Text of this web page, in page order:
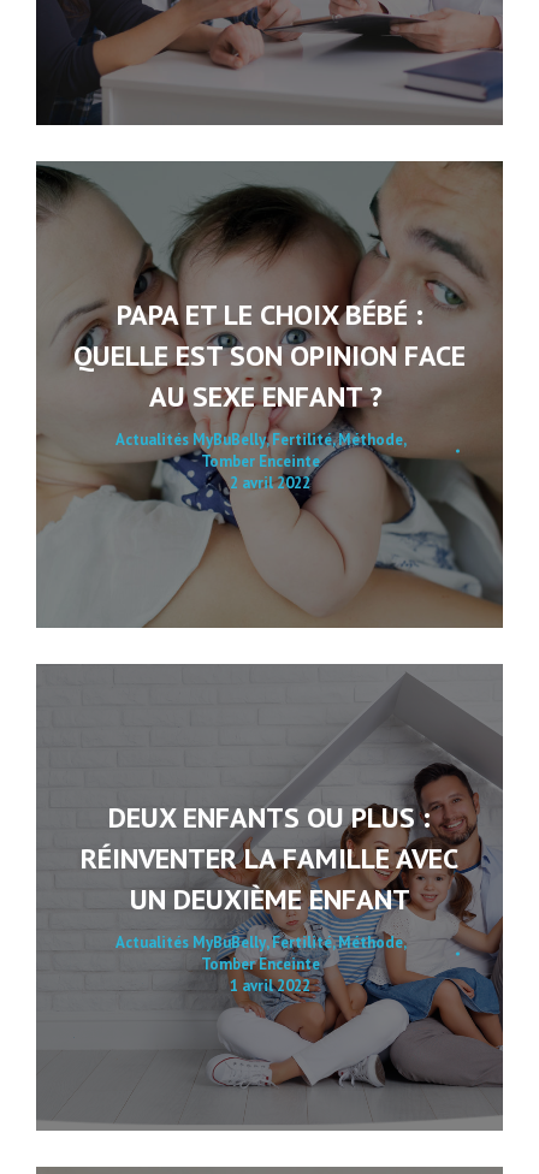
PAPA ET LE CHOIX BÉBÉ :
QUELLE EST SON OPINION FACE
AU SEXE ENFANT ?
Actualités MyBuBelly,Fertilité,Méthode,
Tomber Enceinte
2 avril 2022
DEUX ENFANTS OU PLUS :
RÉINVENTER LA FAMILLE AVEC
UN DEUXIÈME ENFANT
Actualités MyBuBelly,Fertilité,Méthode,
Tomber Enceinte
1 avril 2022